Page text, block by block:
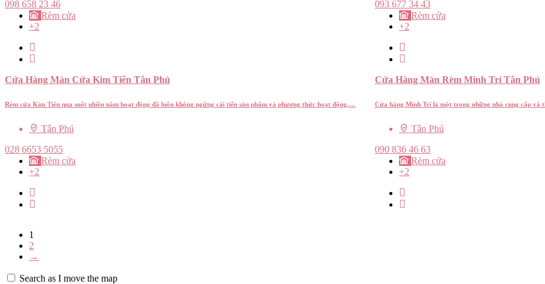
098 658 23 46
Rèm cửa
+2
093 677 34 43
Rèm cửa
+2
Cửa Hàng Màn Cửa Kim Tiên Tân Phú
Rèm cửa Kim Tiên qua suốt nhiều năm hoạt động đã luôn không ngừng cải tiến sản phẩm và phương thức hoạt động,…
Tân Phú
028 6653 5055
Rèm cửa
+2
Cửa Hàng Màn Rèm Minh Trí Tân Phú
Cửa hàng Minh Trí là một trong những nhà cung cấp và
Tân Phú
090 836 46 63
Rèm cửa
+2
1
2
→
Search as I move the map